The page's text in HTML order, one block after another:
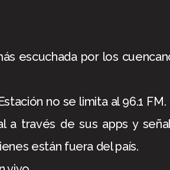
escuchada por los
no se limita al 96.1
a través de sus apps y
están fuera del país.